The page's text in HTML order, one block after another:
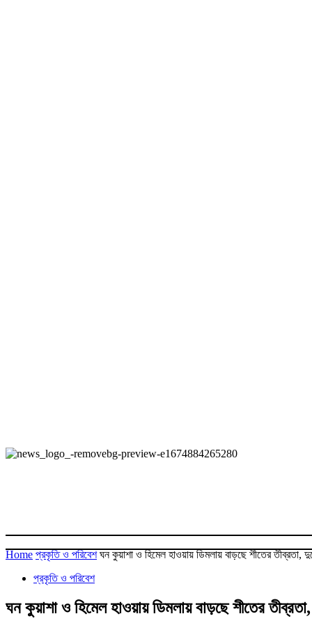
Home প্রকৃতি ও পরিবেশ ঘন কুয়াশা ও হিমেল হাওয়ায় ডিমলায় বাড়ছে শীতের তীব্রতা,
প্রকৃতি ও পরিবেশ
ঘন কুয়াশা ও হিমেল হাওয়ায় ডিমলায় বাড়ছে শীতের